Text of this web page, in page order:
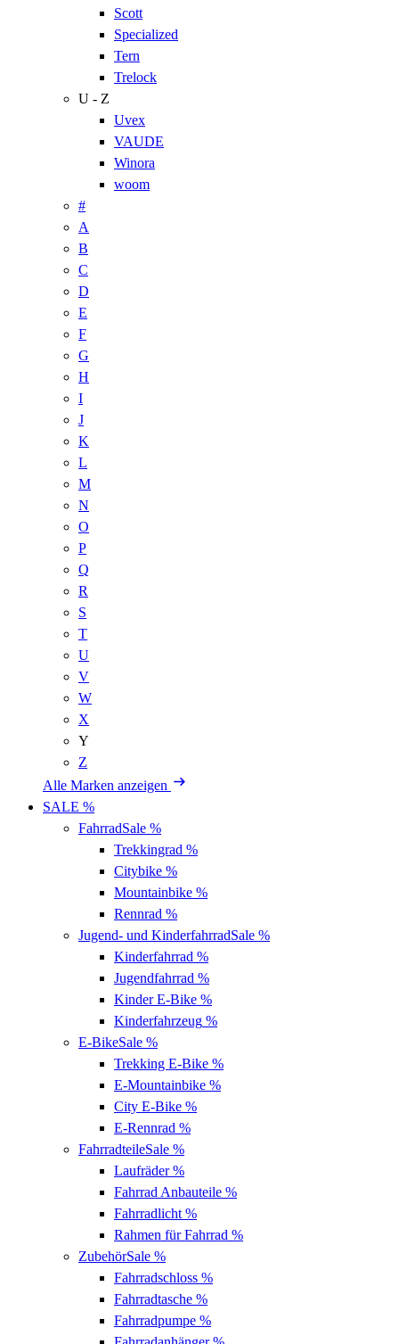
Scott
Specialized
Tern
Trelock
U - Z
Uvex
VAUDE
Winora
woom
#
A
B
C
D
E
F
G
H
I
J
K
L
M
N
O
P
Q
R
S
T
U
V
W
X
Y
Z
Alle Marken anzeigen
SALE %
FahrradSale %
Trekkingrad %
Citybike %
Mountainbike %
Rennrad %
Jugend- und KinderfahrradSale %
Kinderfahrrad %
Jugendfahrrad %
Kinder E-Bike %
Kinderfahrzeug %
E-BikeSale %
Trekking E-Bike %
E-Mountainbike %
City E-Bike %
E-Rennrad %
FahrradteileSale %
Laufräder%
Fahrrad Anbauteile %
Fahrradlicht %
Rahmen für Fahrrad %
ZubehörSale %
Fahrradschloss %
Fahrradtasche %
Fahrradpumpe %